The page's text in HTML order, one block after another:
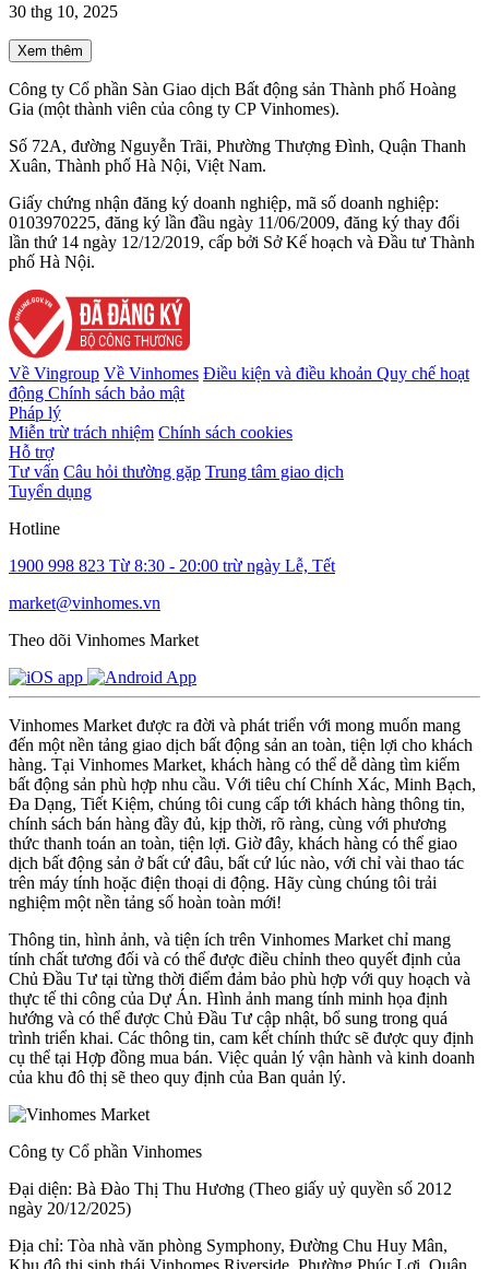
30 thg 10, 2025
Xem thêm
Công ty Cổ phần Sàn Giao dịch Bất động sản Thành phố Hoàng
Gia (một thành viên của công ty CP Vinhomes).
Số 72A, đường Nguyễn Trãi, Phường Thượng Đình, Quận Thanh
Xuân, Thành phố Hà Nội, Việt Nam.
Giấy chứng nhận đăng ký doanh nghiệp, mã số doanh nghiệp:
0103970225, đăng ký lần đầu ngày 11/06/2009, đăng ký thay đổi
lần thứ 14 ngày 12/12/2019, cấp bởi Sở Kế hoạch và Đầu tư Thành
phố Hà Nội.
Về Vingroup Về Vinhomes Điều kiện và điều khoản Quy chế hoạt
động Chính sách bảo mật
Pháp lý
Miễn trừ trách nhiệm Chính sách cookies
Hỗ trợ
Tư vấn Câu hỏi thường gặp Trung tâm giao dịch
Tuyển dụng
Hotline
1900 998 823 Từ 8:30 - 20:00 trừ ngày Lễ, Tết
market@vinhomes.vn
Theo dõi Vinhomes Market
Vinhomes Market được ra đời và phát triển với mong muốn mang
đến một nền tảng giao dịch bất động sản an toàn, tiện lợi cho khách
hàng. Tại Vinhomes Market, khách hàng có thể dễ dàng tìm kiếm
bất động sản phù hợp nhu cầu. Với tiêu chí Chính Xác, Minh Bạch,
Đa Dạng, Tiết Kiệm, chúng tôi cung cấp tới khách hàng thông tin,
chính sách bán hàng đầy đủ, kịp thời, rõ ràng, cùng với phương
thức thanh toán an toàn, tiện lợi. Giờ đây, khách hàng có thể giao
dịch bất động sản ở bất cứ đâu, bất cứ lúc nào, với chỉ vài thao tác
trên máy tính hoặc điện thoại di động. Hãy cùng chúng tôi trải
nghiệm một nền tảng số hoàn toàn mới!
Thông tin, hình ảnh, và tiện ích trên Vinhomes Market chỉ mang
tính chất tương đối và có thể được điều chỉnh theo quyết định của
Chủ Đầu Tư tại từng thời điểm đảm bảo phù hợp với quy hoạch và
thực tế thi công của Dự Án. Hình ảnh mang tính minh họa định
hướng và có thể được Chủ Đầu Tư cập nhật, bổ sung trong quá
trình triển khai. Các thông tin, cam kết chính thức sẽ được quy định
cụ thể tại Hợp đồng mua bán. Việc quản lý vận hành và kinh doanh
của khu đô thị sẽ theo quy định của Ban quản lý.
Công ty Cổ phần Vinhomes
Đại diện: Bà Đào Thị Thu Hương (Theo giấy uỷ quyền số 2012
ngày 20/12/2025)
Địa chỉ: Tòa nhà văn phòng Symphony, Đường Chu Huy Mân,
Khu đô thị sinh thái Vinhomes Riverside, Phường Phúc Lợi, Quận